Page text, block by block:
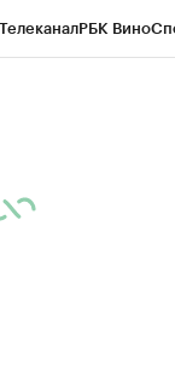
ТелеканалРБК Вино